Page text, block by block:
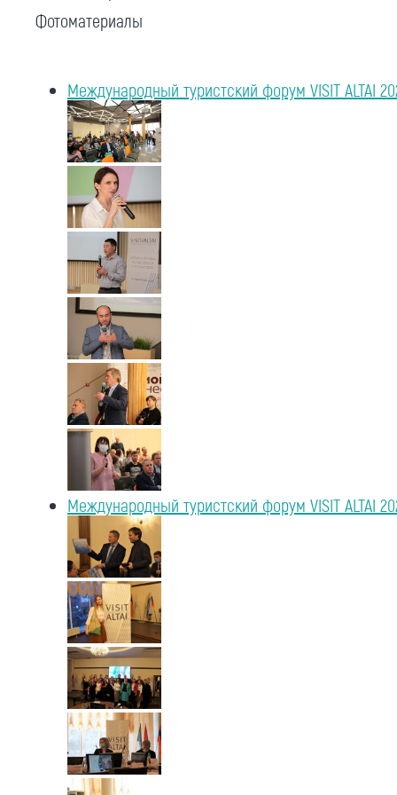
Фотоматериалы
Международный туристский форум VISIT ALTAI
Международный туристский форум VISIT ALTAI